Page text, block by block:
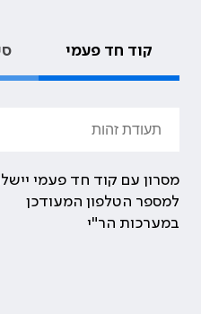
קוד חד פעמי
מסרון עם קוד חד פעמי
למספר הטלפון המעודכן
במערכות הר"י